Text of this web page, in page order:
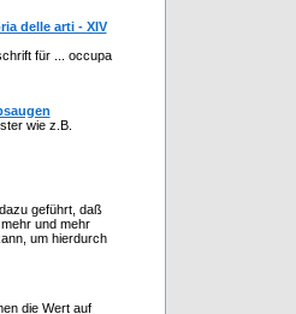
delle arti - XIV
für ... occupa
wie z.B.
geführt, daß
und mehr
um hierdurch
die Wert auf